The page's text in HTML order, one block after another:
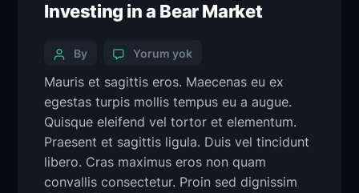
Investing in a Bear Market
By Yorum yok
Mauris et sagittis eros. Maecenas eu ex
egestas turpis mollis tempus eu a augue.
Quisque eleifend vel tortor et elementum.
Praesent et sagittis ligula. Duis vel tincidunt
libero. Cras maximus eros non quam
convallis consectetur. Proin sed dignissim